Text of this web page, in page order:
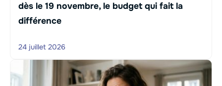
dès le 19 novembre, le budget qui fait la
différence
24 juillet 2026